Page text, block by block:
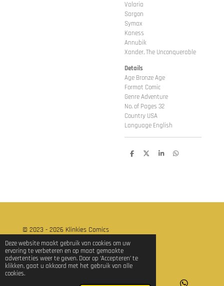
Deze website maakt gebruik van cookies om uw
ervaring te verbeteren en op maat gemaakte
advertenties weer te geven. Door op ‘Accepteren’ te
klikken, gaat u akkoord met het gebruik van alle
cookies.
Valaria
Sargon
Symax
Kaness
Annubik
Xander, The Unconquerable
Details
Age Bronze Age
Format Comic
Genre Adventure
No. of Pages 32
Country USA
Language English
D
D
S
D
© 2023 - 2026 Klinkies Comics
Powered byJouwWeb